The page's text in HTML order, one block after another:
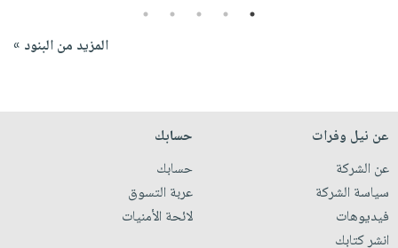
1
2
3
4
5
المزيد من البنود »
عن نيل وفرات
عن الشركة
سياسة الشركة
فيديوهات
انشر كتابك
حسابك
حسابك
عربة التسوق
لائحة الأمنيات